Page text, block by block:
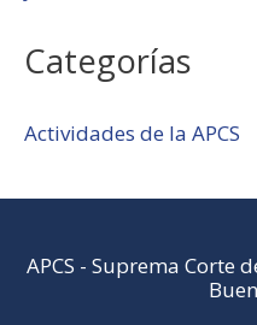
Categorías
Actividades de la APCS
APCS - Suprema Corte